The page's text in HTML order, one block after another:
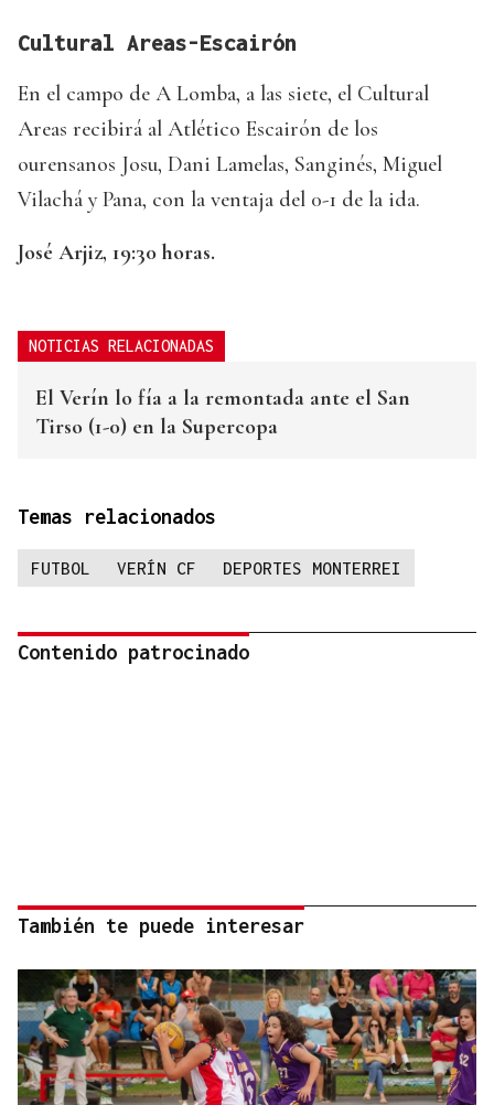
Cultural Areas-Escairón
En el campo de A Lomba, a las siete, el Cultural
Areas recibirá al Atlético Escairón de los
ourensanos Josu, Dani Lamelas, Sanginés, Miguel
Vilachá y Pana, con la ventaja del 0-1 de la ida.
José Arjiz, 19:30 horas.
NOTICIAS RELACIONADAS
El Verín lo fía a la remontada ante el San
Tirso (1-0) en la Supercopa
Temas relacionados
FUTBOL VERÍN CF DEPORTES MONTERREI
Contenido patrocinado
También te puede interesar